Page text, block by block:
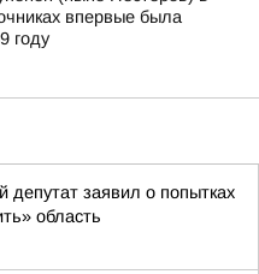
впервые была
году
депутат заявил о попытках
область